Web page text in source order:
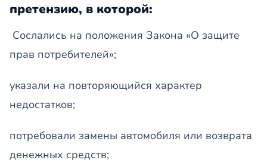
претензию, в которой:
Сослались на положения Закона «О защите
прав потребителей»;
указали на повторяющийся характер
недостатков;
потребовали замены автомобиля или возврата
денежных средств;